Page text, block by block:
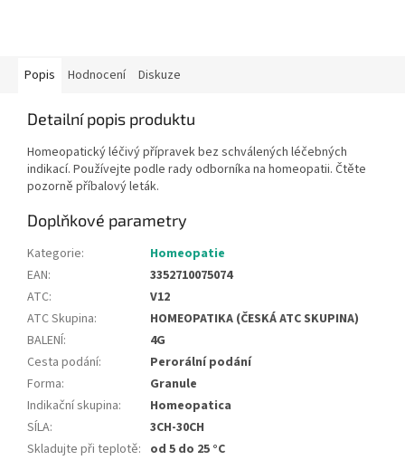
Popis Hodnocení Diskuze
Detailní popis produktu
Homeopatický léčivý přípravek bez schválených léčebných
indikací. Používejte podle rady odborníka na homeopatii. Čtěte
pozorně příbalový leták.
Doplňkové parametry
Kategorie:
Homeopatie
EAN:
3352710075074
ATC:
V12
ATC Skupina:
HOMEOPATIKA (ČESKÁ ATC SKUPINA)
BALENÍ:
4G
Cesta podání:
Perorální podání
Forma:
Granule
Indikační skupina:
Homeopatica
SÍLA:
3CH-30CH
Skladujte při teplotě: od 5 do 25 °C